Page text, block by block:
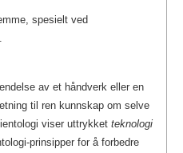
spesielt ved
av et håndverk eller en
til ren kunnskap om selve
viser uttrykket teknologi
prinsipper for å forbedre